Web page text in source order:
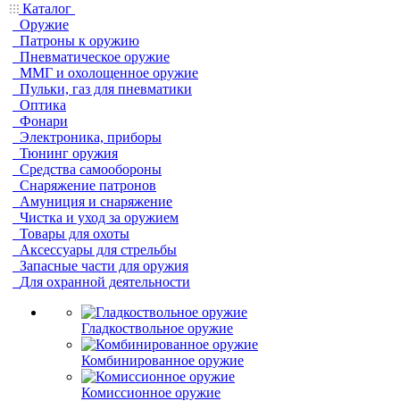
Каталог
Оружие
Патроны к оружию
Пневматическое оружие
ММГ и охолощенное оружие
Пульки, газ для пневматики
Оптика
Фонари
Электроника, приборы
Тюнинг оружия
Средства самообороны
Снаряжение патронов
Амуниция и снаряжение
Чистка и уход за оружием
Товары для охоты
Аксессуары для стрельбы
Запасные части для оружия
Для охранной деятельности
Гладкоствольное оружие
Комбинированное оружие
Комиссионное оружие